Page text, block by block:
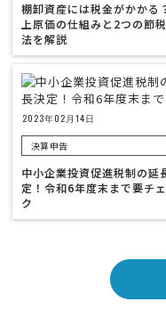
棚卸資産には税金がかかる
上原価の仕組みと2つの節
法を解説
2023年02月14日
決算申告
中小企業投資促進税制の延
定！令和6年度末まで要チ
ク